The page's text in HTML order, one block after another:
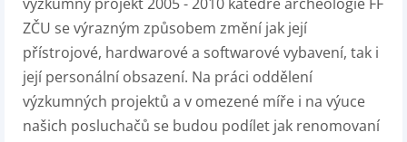
ZČU se výrazným způsobem změní jak její
přístrojové, hardwarové a softwarové vybavení, tak i
její personální obsazení. Na práci oddělení
výzkumných projektů a v omezené míře i na výuce
našich posluchačů se budou podílet jak renomovaní